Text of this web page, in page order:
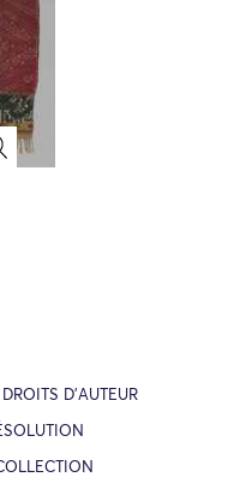
D’AUTEUR